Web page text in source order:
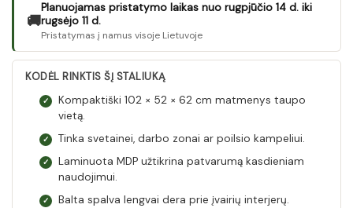
🚚
Planuojamas pristatymo laikas nuo rugpjūčio 14 d. iki
rugsėjo 11 d.
Pristatymas į namus visoje Lietuvoje
KODĖL RINKTIS ŠĮ STALIUKĄ
✓
Kompaktiški 102 × 52 × 62 cm matmenys taupo
vietą.
✓ Tinka svetainei, darbo zonai ar poilsio kampeliui.
✓
Laminuota MDP užtikrina patvarumą kasdieniam
naudojimui.
✓ Balta spalva lengvai dera prie įvairių interjerų.